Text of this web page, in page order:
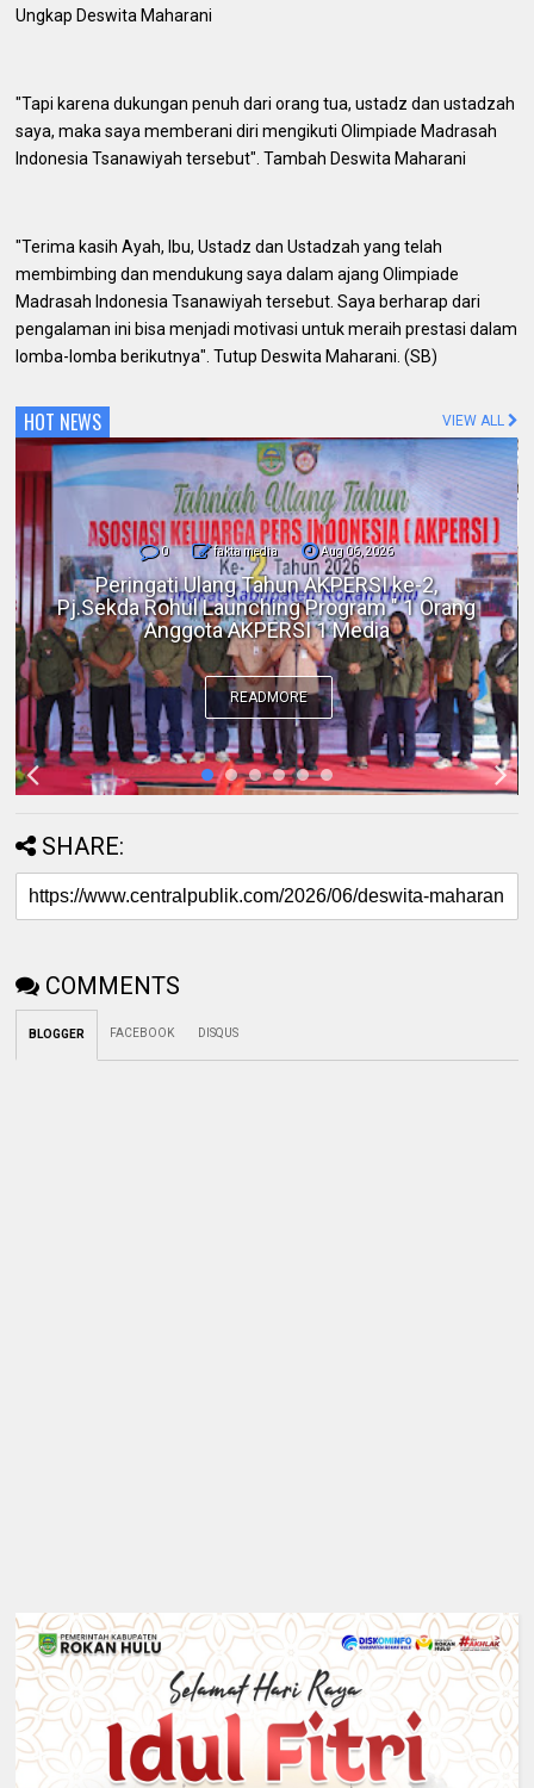
Ungkap Deswita Maharani
"Tapi karena dukungan penuh dari orang tua, ustadz dan ustadzah
saya, maka saya memberani diri mengikuti Olimpiade Madrasah
Indonesia Tsanawiyah tersebut". Tambah Deswita Maharani
"Terima kasih Ayah, Ibu, Ustadz dan Ustadzah yang telah
membimbing dan mendukung saya dalam ajang Olimpiade
Madrasah Indonesia Tsanawiyah tersebut. Saya berharap dari
pengalaman ini bisa menjadi motivasi untuk meraih prestasi dalam
lomba-lomba berikutnya". Tutup Deswita Maharani. (SB)
HOT NEWS VIEW ALL
0 fakta media Aug 06, 2026
Polres Inhil bersama Pemkab Inhil dan
BKSDA Riau Perkuat Sinergi Tangani
Gangguan Kera Liar di Tembilahan
READMORE
SHARE:
COMMENTS
BLOGGER FACEBOOK DISQUS